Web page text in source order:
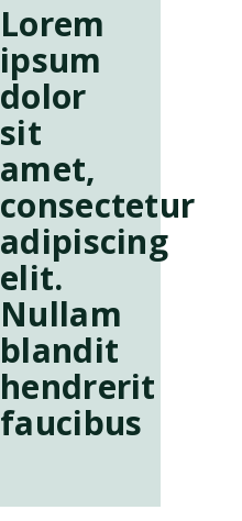
Lorem
ipsum
dolor
sit
amet,
consectetur
adipiscing
elit.
Nullam
blandit
hendrerit
faucibus